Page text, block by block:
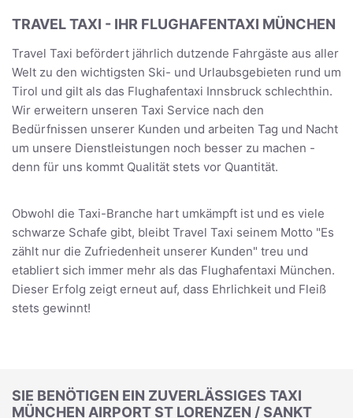
TRAVEL TAXI - IHR FLUGHAFENTAXI MÜNCHEN
Travel Taxi befördert jährlich dutzende Fahrgäste aus aller
Welt zu den wichtigsten Ski- und Urlaubsgebieten rund um
Tirol und gilt als das Flughafentaxi Innsbruck schlechthin.
Wir erweitern unseren Taxi Service nach den
Bedürfnissen unserer Kunden und arbeiten Tag und Nacht
um unsere Dienstleistungen noch besser zu machen -
denn für uns kommt Qualität stets vor Quantität.
Obwohl die Taxi-Branche hart umkämpft ist und es viele
schwarze Schafe gibt, bleibt Travel Taxi seinem Motto "Es
zählt nur die Zufriedenheit unserer Kunden" treu und
etabliert sich immer mehr als das Flughafentaxi München.
Dieser Erfolg zeigt erneut auf, dass Ehrlichkeit und Fleiß
stets gewinnt!
SIE BENÖTIGEN EIN ZUVERLÄSSIGES TAXI
MÜNCHEN AIRPORT ST LORENZEN / SANKT